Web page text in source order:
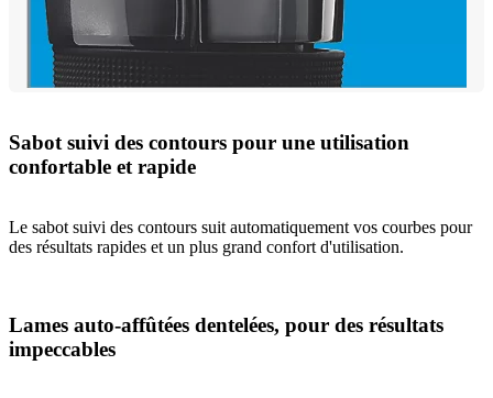
Sabot suivi des contours pour une utilisation
confortable et rapide
Le sabot suivi des contours suit automatiquement vos courbes pour
des résultats rapides et un plus grand confort d'utilisation.
Lames auto-affûtées dentelées, pour des résultats
impeccables